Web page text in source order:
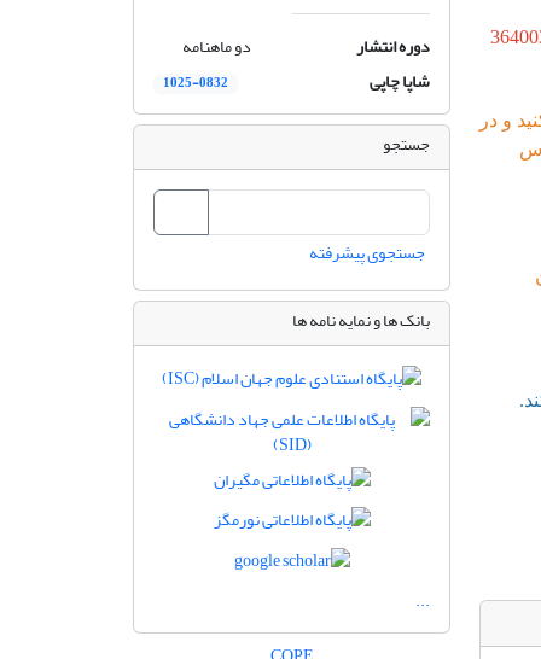
و در
12 با شماره 88642362 تماس
دوره انتشار
دو ماهنامه
شاپا چاپی
1025-0832
جستجو
جستجوی پیشرفته
بانک ها و نمایه نامه ها
...